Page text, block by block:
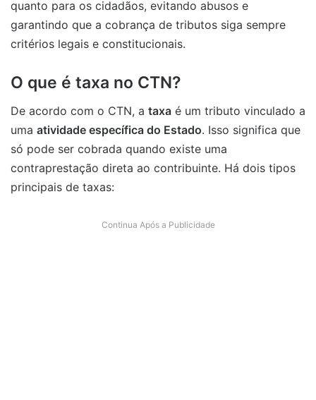
quanto para os cidadãos, evitando abusos e
garantindo que a cobrança de tributos siga sempre
critérios legais e constitucionais.
O que é taxa no CTN?
De acordo com o CTN, a taxa é um tributo vinculado a
uma atividade específica do Estado. Isso significa que
só pode ser cobrada quando existe uma
contraprestação direta ao contribuinte. Há dois tipos
principais de taxas:
Continua Após a Publicidade